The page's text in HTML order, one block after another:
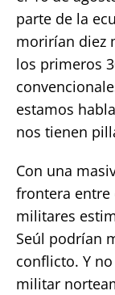
parte de la
morirían diez
los primeros
estamos
nos tienen
Con una
frontera entre
militares
Seúl podrían
conflicto. Y
militar